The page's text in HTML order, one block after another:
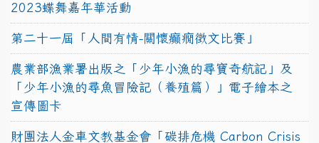
2023蝶舞嘉年華活動
第二十一屆「人間有情-關懷癲癇徵文比賽」
農業部漁業署出版之「少年小漁的尋寶奇航記」及
「少年小漁的尋魚冒險記（養殖篇）」電子繪本之
宣傳圖卡
財團法人金車文教基金會「碳排危機 Carbon Crisis